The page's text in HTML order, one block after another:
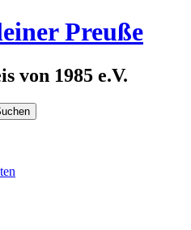
Preuße
von 1985 e.V.